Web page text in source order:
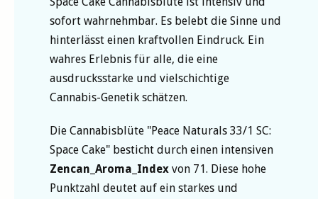
sofort wahrnehmbar. Es belebt die Sinne und
hinterlässt einen kraftvollen Eindruck. Ein
wahres Erlebnis für alle, die eine
ausdrucksstarke und vielschichtige
Cannabis-Genetik schätzen.
Die Cannabisblüte "Peace Naturals 33/1 SC:
Space Cake" besticht durch einen intensiven
Zencan_Aroma_Index von 71. Diese hohe
Punktzahl deutet auf ein starkes und